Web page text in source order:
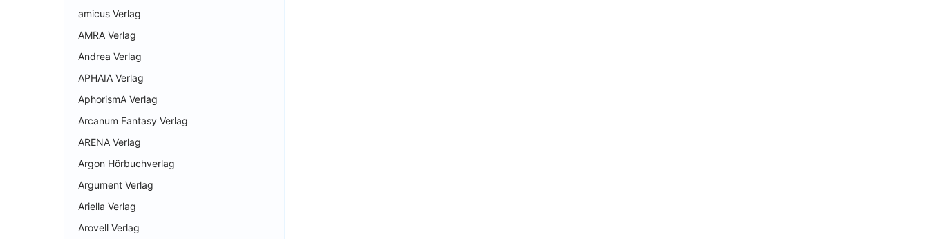
amicus Verlag
AMRA Verlag
Andrea Verlag
APHAIA Verlag
AphorismA Verlag
Arcanum Fantasy Verlag
ARENA Verlag
Argon Hörbuchverlag
Argument Verlag
Ariella Verlag
Arovell Verlag